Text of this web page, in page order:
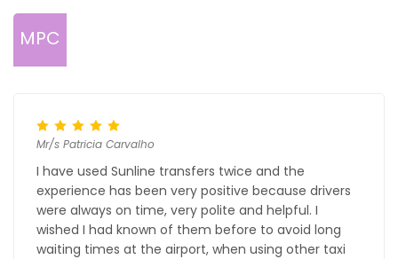
MPC
Mr/s Patricia Carvalho
I have used Sunline transfers twice and the
experience has been very positive because drivers
were always on time, very polite and helpful. I
wished I had known of them before to avoid long
waiting times at the airport, when using other taxi